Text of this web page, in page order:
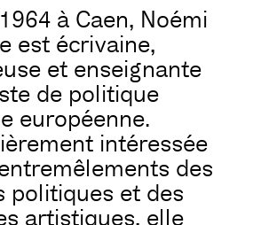
à Caen, Noémi
est écrivaine,
et enseignante
de politique
européenne.
intéressée
des
politiques et des
artistiques, elle